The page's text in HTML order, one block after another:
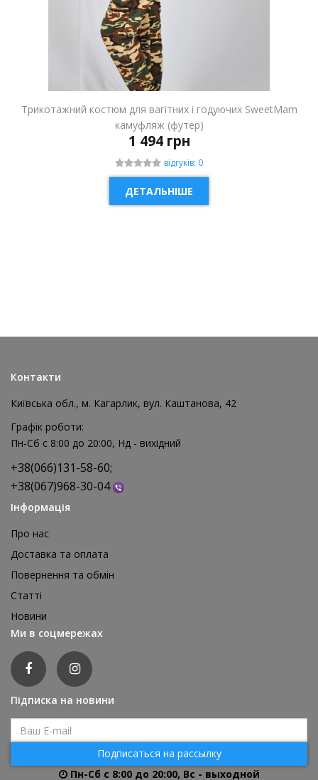
Трикотажний костюм для вагітних і годуючих SweetMam
камуфляж (футер)
1 494 грн
відгуків: 0
ДЕТАЛЬНІШЕ
Реквізит для аніматора Мішки для стрибків, 4 шт
Контакти
Київська обл., м. Кагарлик, вул. Каштанова, 42
Графік роботи:
Пн-Сб с 8:00 до 20:00, Нд - вихідний
+38(066)131-58-60;
+38(067)968-30-04
Інформація
Про нас
Доставка та оплата
Повернення та обмін
Статті
Новини
Ми в соцмережах
Підписка на новини
Подписаться на рассылку
Пн-Сб с 8:00 до 20:00, Вс - выходной